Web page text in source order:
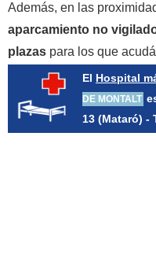
Además, en las
aparcamiento no
plazas para los que
El Hospital
DE MONTALT
13 (Mataró) -